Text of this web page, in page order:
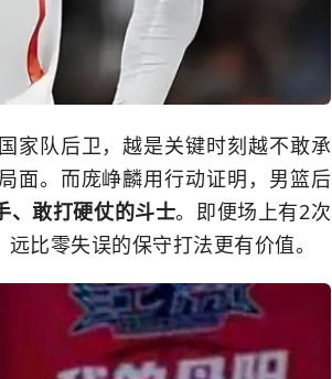
家队后卫，越是关键时刻越不敢承
面。而庞峥麟用行动证明，男篮后
、敢打硬仗的斗士。即便场上有2次
比零失误的保守打法更有价值。